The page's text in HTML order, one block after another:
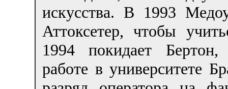
искусства. В 1993
Аттоксетер, чтобы
1994 покидает Бертон,
работе в университете